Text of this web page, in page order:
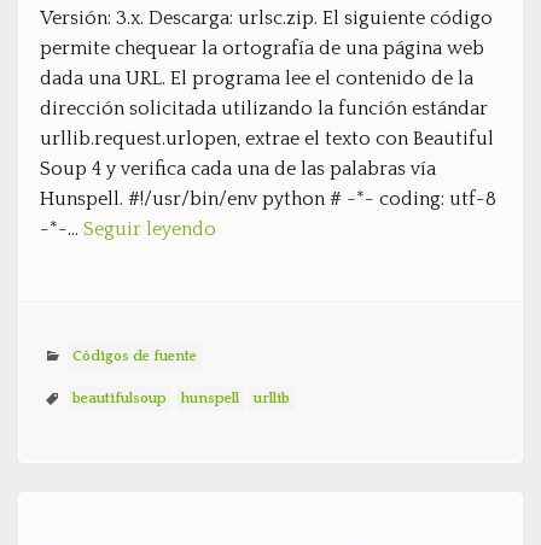
Versión: 3.x. Descarga: urlsc.zip. El siguiente código
permite chequear la ortografía de una página web
dada una URL. El programa lee el contenido de la
dirección solicitada utilizando la función estándar
urllib.request.urlopen, extrae el texto con Beautiful
Soup 4 y verifica cada una de las palabras vía
Hunspell. #!/usr/bin/env python # -*- coding: utf-8
-*-… Seguir leyendo
Códigos de fuente
beautifulsoup hunspell urllib